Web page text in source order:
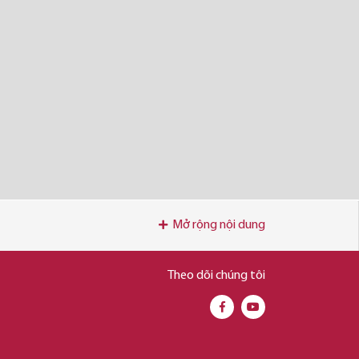
Mở rộng nội dung
Theo dõi chúng tôi